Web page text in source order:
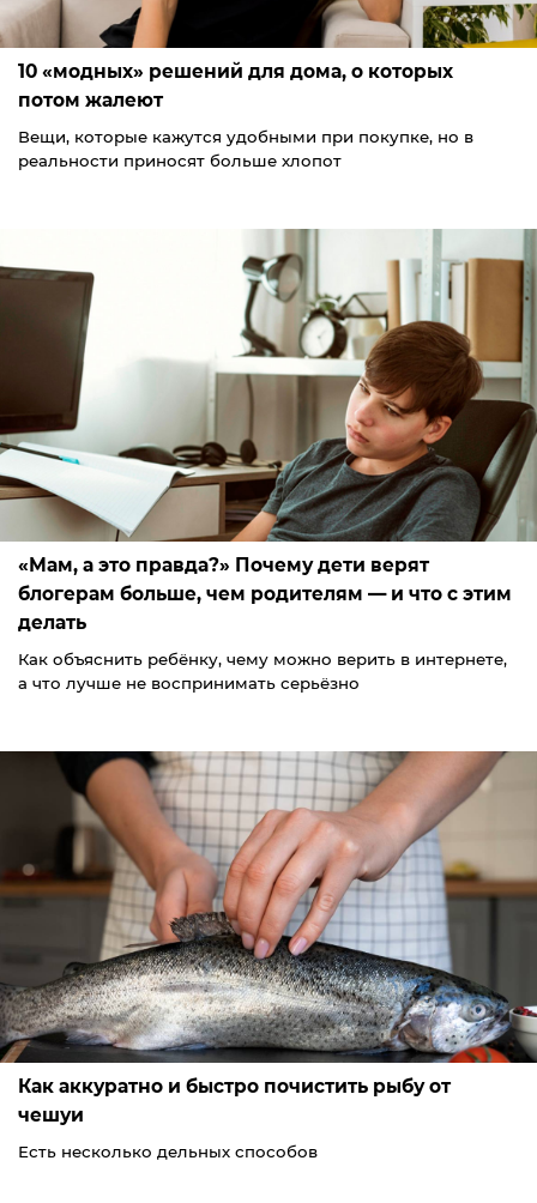
10 «модных» решений для дома, о которых
потом жалеют
Вещи, которые кажутся удобными при покупке, но в
реальности приносят больше хлопот
«Мам, а это правда?» Почему дети верят
блогерам больше, чем родителям — и что с этим
делать
Как объяснить ребёнку, чему можно верить в интернете,
а что лучше не воспринимать серьёзно
Как аккуратно и быстро почистить рыбу от
чешуи
Есть несколько дельных способов